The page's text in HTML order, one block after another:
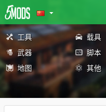
工具 载具
武器
脚本
地图
其他